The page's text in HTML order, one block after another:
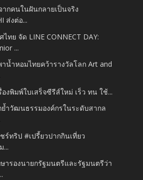
ากคนในฝันกลายเป็นจริง
ส่งต่อ...
ไทย จัด LINE CONNECT DAY:
...
าน้ำหอมไทยคว้ารางวัลโลก Art and
องพิมพ์ใบเสร็จซีรีส์ใหม่ เร็ว ทน ใช้...
ย้ำวัฒนธรรมองค์กรในระดับสากล
ร์ทริป #เปรี้ยวปากกินเที่ยว
...
ารองนายกรัฐมนตรีและรัฐมนตรีว่า